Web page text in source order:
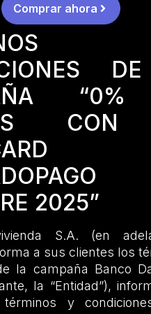
Comprar ahora
2025”
S.A. (en
a sus clientes los
la campaña Banco
la “Entidad”),
y